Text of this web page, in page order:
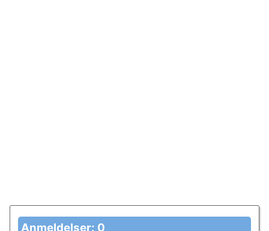
Anmeldelser: 0